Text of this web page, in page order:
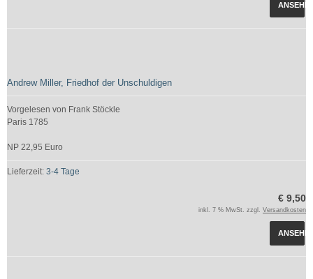
Andrew Miller, Friedhof der Unschuldigen
Vorgelesen von Frank Stöckle
Paris 1785
NP 22,95 Euro
Lieferzeit: 3-4 Tage
€ 9,50
inkl. 7 % MwSt. zzgl. Versandkosten